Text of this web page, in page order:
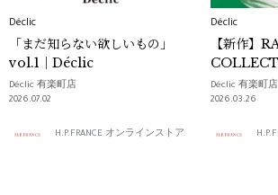
Déclic
「まだ知らない欲しいもの」
vol.1｜Déclic
Déclic 有楽町店
2026.07.02
H.P.FRANCE オンラインストア
Déclic
【新作】
Déclic 有楽町店
2026.03.26